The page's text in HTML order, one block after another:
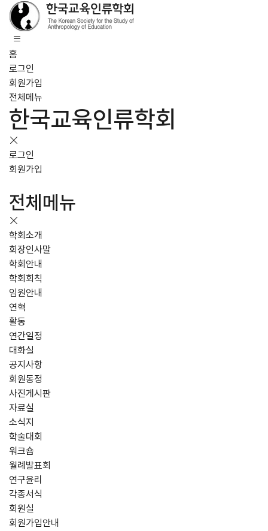
홈
로그인
회원가입
전체메뉴
한국교육인류학회
로그인
회원가입
전체메뉴
학회소개
회장인사말
학회안내
학회회칙
임원안내
연혁
활동
연간일정
대화실
공지사항
회원동정
사진게시판
자료실
소식지
학술대회
워크숍
월례발표회
연구윤리
각종서식
회원실
회원가입안내